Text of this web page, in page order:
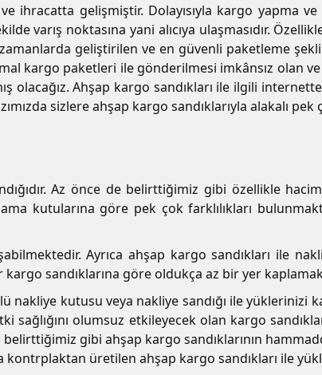
gelişmiştir. Dolayısıyla kargo yapma
varış noktasına yani alıcıya ulaşmasıdır.
geliştirilen ve en güvenli paketleme şekli
kargo paketleri ile gönderilmesi imkânsız olan
olacağız. Ahşap kargo sandıkları ile ilgili
sizlere ahşap kargo sandıklarıyla alakalı
Az önce de belirttiğimiz gibi özellikle
kutularına göre pek çok farklılıkları
Ayrıca ahşap kargo sandıkları ile
sandıklarına göre oldukça az bir yer
kutusu veya nakliye sandığı ile yüklerinizi
sağlığını olumsuz etkileyecek olan kargo
belirttiğimiz gibi ahşap kargo sandıklarının
kontrplaktan üretilen ahşap kargo sandıkları ile